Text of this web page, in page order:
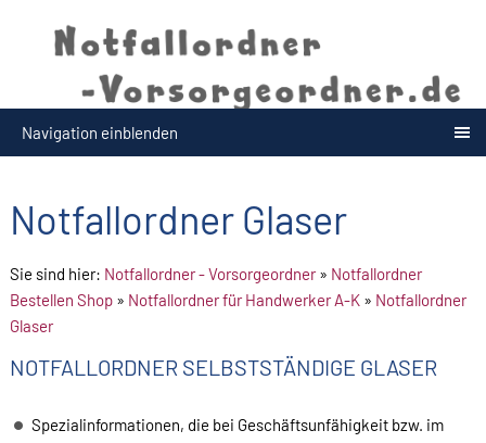
Navigation einblenden
Notfallordner Glaser
Sie sind hier: Notfallordner - Vorsorgeordner» Notfallordner
Bestellen Shop » Notfallordner für Handwerker A-K » Notfallordner
Glaser
NOTFALLORDNER SELBSTSTÄNDIGE GLASER
Spezialinformationen, die bei Geschäftsunfähigkeit bzw. im